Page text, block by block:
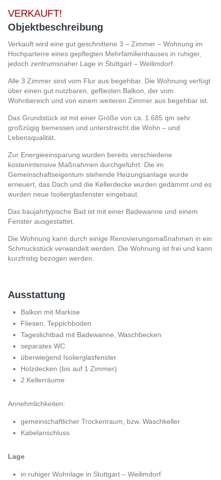
VERKAUFT!
Objektbeschreibung
Verkauft wird eine gut geschnittene 3 – Zimmer – Wohnung im
Hochparterre eines gepflegten Mehrfamilienhauses in ruhiger,
jedoch zentrumsnaher Lage in Stuttgart – Weilimdorf.
Alle 3 Zimmer sind vom Flur aus begehbar. Die Wohnung verfügt
über einen gut nutzbaren, gefliesten Balkon, der vom
Wohnbereich und von einem weiteren Zimmer aus begehbar ist.
Das Grundstück ist mit einer Größe von ca. 1.685 qm sehr
großzügig bemessen und unterstreicht die Wohn – und
Lebensqualität.
Zur Energieeinsparung wurden bereits verschiedene
kostenintensive Maßnahmen durchgeführt: Die im
Gemeinschaftseigentum stehende Heizungsanlage wurde
erneuert, das Dach und die Kellerdecke wurden gedämmt und es
wurden neue Isolierglasfenster eingebaut.
Das baujahrtypische Bad ist mit einer Badewanne und einem
Fenster ausgestattet.
Die Wohnung kann durch einige Renovierungsmaßnahmen in ein
Schmuckstück verwandelt werden. Die Wohnung ist frei und kann
kurzfristig bezogen werden.
Ausstattung
Balkon mit Markise
Fliesen, Teppichboden
Tageslichtbad mit Badewanne, Waschbecken
separates WC
überwiegend Isolierglasfenster
Holzdecken (bis auf 1 Zimmer)
2 Kellerräume
Annehmlichkeiten:
gemeinschaftlicher Trockenraum, bzw. Waschkeller
Kabelanschluss
Lage
in ruhiger Wohnlage in Stuttgart – Weilimdorf